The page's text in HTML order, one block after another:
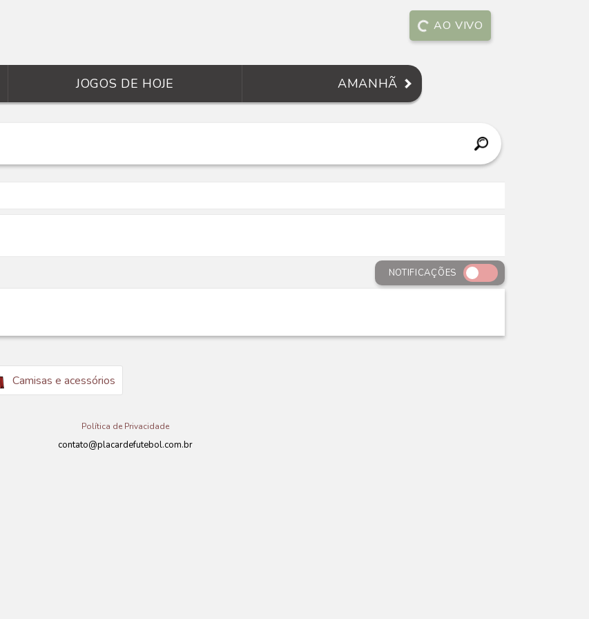
AO VIVO
JOGOS DE HOJE AMANHÃ
NOTIFICAÇÕES
Camisas e acessórios
Política de Privacidade
contato@placardefutebol.com.br